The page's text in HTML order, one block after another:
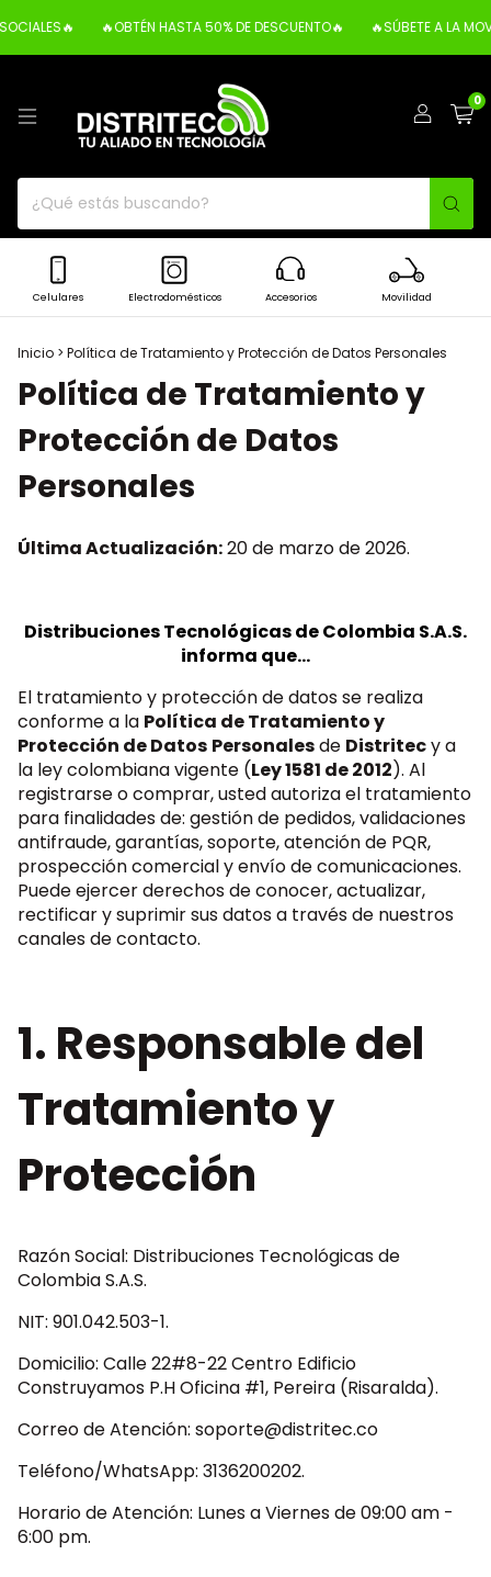
🔥OBTÉN HASTA 50% DE DESCUENTO🔥 🔥SÚBETE A LA
0
Celulares Electrodomésticos Accesorios Movilidad
Inicio > Política de Tratamiento y Protección de Datos Personales
Política de Tratamiento y
Protección de Datos
Personales
Última Actualización:20 de marzo de 2026.
Distribuciones Tecnológicas de Colombia S.A.S.
informa que...
El tratamiento y protección de datos se realiza
conforme a la Política de Tratamiento y
Protección de Datos Personalesde Distritecy a
la ley colombiana vigente (Ley 1581 de 2012). Al
registrarse o comprar, usted autoriza el tratamiento
para finalidades de: gestión de pedidos, validaciones
antifraude, garantías, soporte, atención de PQR,
prospección comercial y envío de comunicaciones.
Puede ejercer derechos de conocer, actualizar,
rectificar y suprimir sus datos a través de nuestros
canales de contacto.
1. Responsable del
Tratamiento y
Protección
Razón Social: Distribuciones Tecnológicas de
Colombia S.A.S.
NIT: 901.042.503-1.
Domicilio: Calle 22#8-22 Centro Edificio
Construyamos P.H Oficina #1, Pereira (Risaralda).
Correo de Atención: soporte@distritec.co
Teléfono/WhatsApp: 3136200202.
Horario de Atención: Lunes a Viernes de 09:00 am -
6:00 pm.